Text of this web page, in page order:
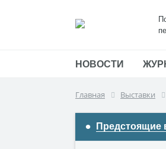
НОВОСТИ
Главная Выставки
Предстоящие